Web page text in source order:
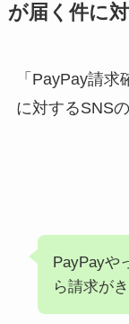
が届く件に
「PayPay請
に対するSNS
PayPayや
ら請求が